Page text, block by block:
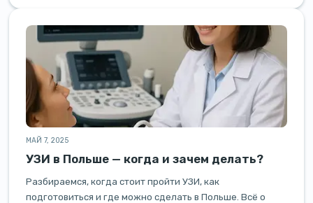
МАЙ 7, 2025
УЗИ в Польше — когда и зачем делать?
Разбираемся, когда стоит пройти УЗИ, как
подготовиться и где можно сделать в Польше. Всё о